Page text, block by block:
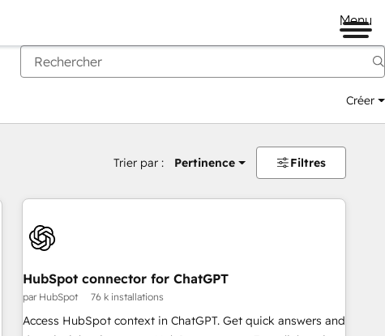
Menu
Créer
Trier par : Pertinence Filtres
HubSpot connector for ChatGPT
par HubSpot 76 k installations
Access HubSpot context in ChatGPT. Get quick answers and